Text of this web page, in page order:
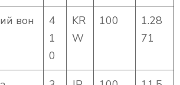
вон
4
1
0
KR
W
100
1.28
71